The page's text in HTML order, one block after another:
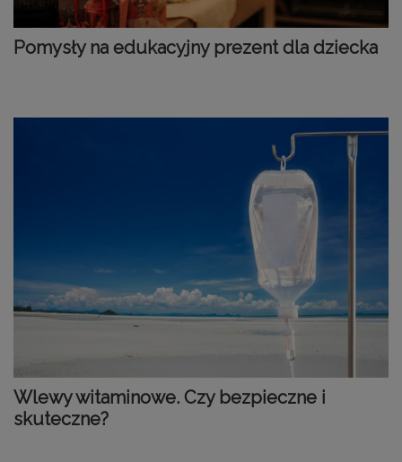
Pomysły na edukacyjny prezent dla dziecka
Wlewy witaminowe. Czy bezpieczne i
skuteczne?